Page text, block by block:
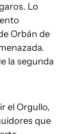
Lo
Orbán de
la segunda
el Orgullo,
que